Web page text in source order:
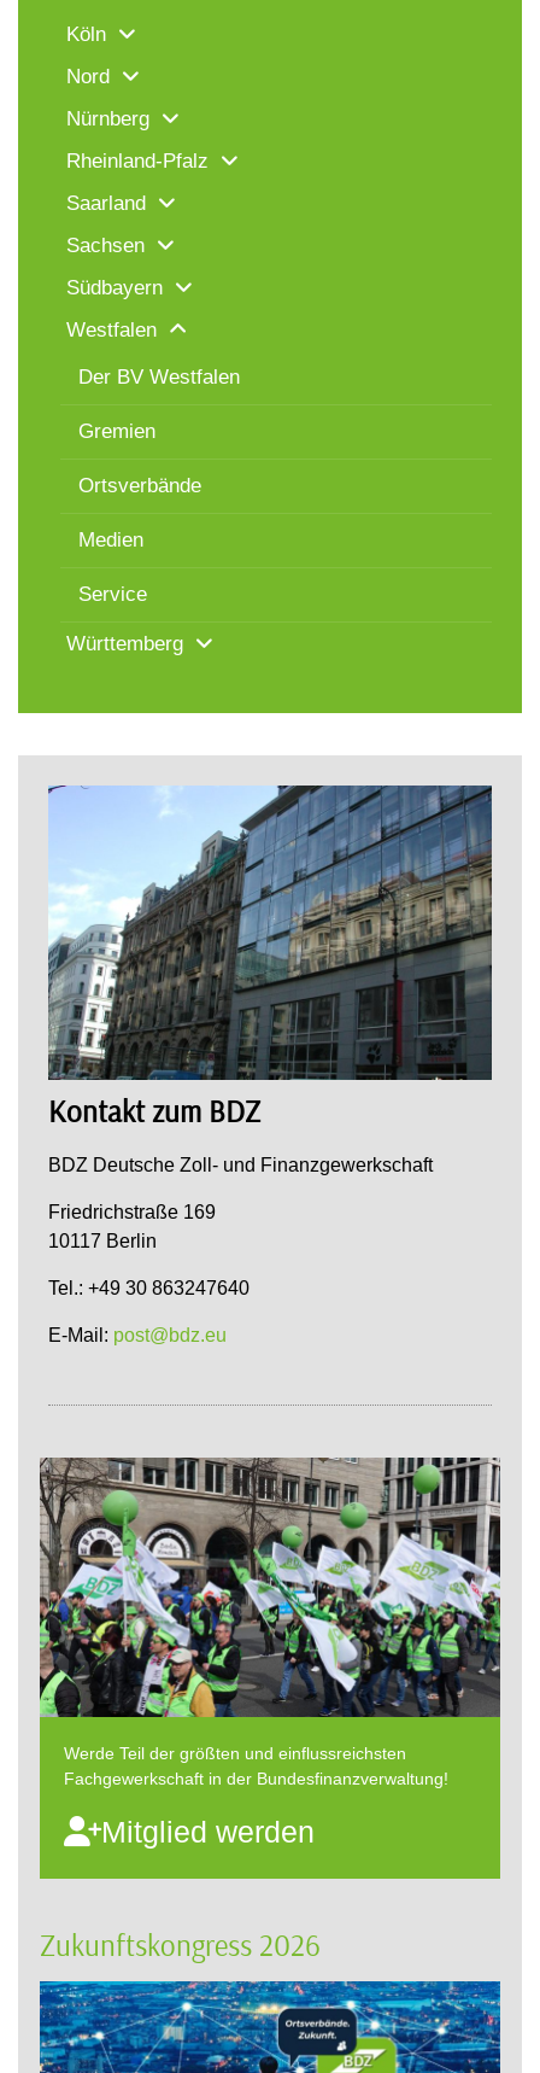
Köln
Nord
Nürnberg
Rheinland-Pfalz
Saarland
Sachsen
Südbayern
Westfalen
Der BV Westfalen
Gremien
Ortsverbände
Medien
Service
Württemberg
Kontakt zum BDZ
BDZ Deutsche Zoll- und Finanzgewerkschaft
Friedrichstraße 169
10117 Berlin
Tel.: +49 30 863247640
E-Mail: post@bdz.eu
Werde Teil der größten und einflussreichsten
Fachgewerkschaft in der Bundesfinanzverwaltung!
Mitglied werden
Zukunftskongress 2026